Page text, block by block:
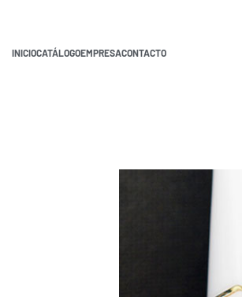
INICIOCATÁLOGOEMPRESACONTACTO